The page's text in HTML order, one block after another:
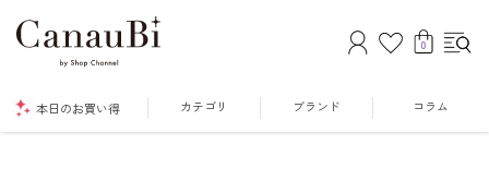
0
本日のお買い得 カテゴリ ブランド コラム